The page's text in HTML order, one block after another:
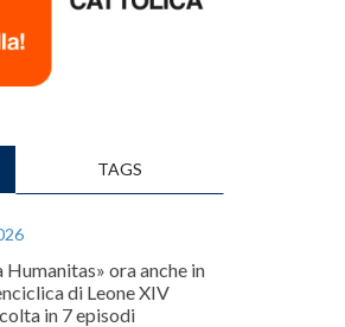
TAGS
ora anche in
di Leone XIV
in 7 episodi